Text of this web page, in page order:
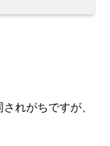
れがちですが、